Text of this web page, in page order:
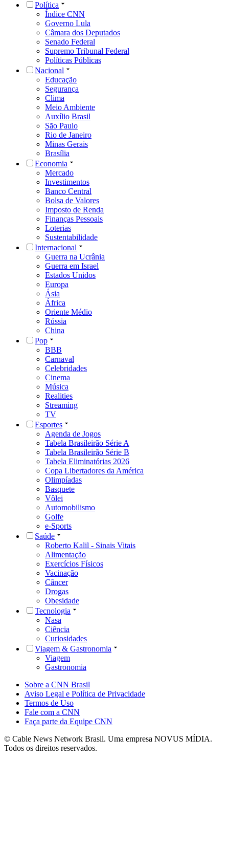
Política
Índice CNN
Governo Lula
Câmara dos Deputados
Senado Federal
Supremo Tribunal Federal
Políticas Públicas
Nacional
Educação
Segurança
Clima
Meio Ambiente
Auxílio Brasil
São Paulo
Rio de Janeiro
Minas Gerais
Brasília
Economia
Mercado
Investimentos
Banco Central
Bolsa de Valores
Imposto de Renda
Finanças Pessoais
Loterias
Sustentabilidade
Internacional
Guerra na Ucrânia
Guerra em Israel
Estados Unidos
Europa
Ásia
África
Oriente Médio
Rússia
China
Pop
BBB
Carnaval
Celebridades
Cinema
Música
Realities
Streaming
TV
Esportes
Agenda de Jogos
Tabela Brasileirão Série A
Tabela Brasileirão Série B
Tabela Eliminatórias 2026
Copa Libertadores da América
Olimpíadas
Basquete
Vôlei
Automobilismo
Golfe
e-Sports
Saúde
Roberto Kalil - Sinais Vitais
Alimentação
Exercícios Físicos
Vacinação
Câncer
Drogas
Obesidade
Tecnologia
Nasa
Ciência
Curiosidades
Viagem & Gastronomia
Viagem
Gastronomia
Sobre a CNN Brasil
Aviso Legal e Política de Privacidade
Termos de Uso
Fale com a CNN
Faça parte da Equipe CNN
© Cable News Network Brasil. Uma empresa NOVUS MÍDIA.
Todos os direitos reservados.